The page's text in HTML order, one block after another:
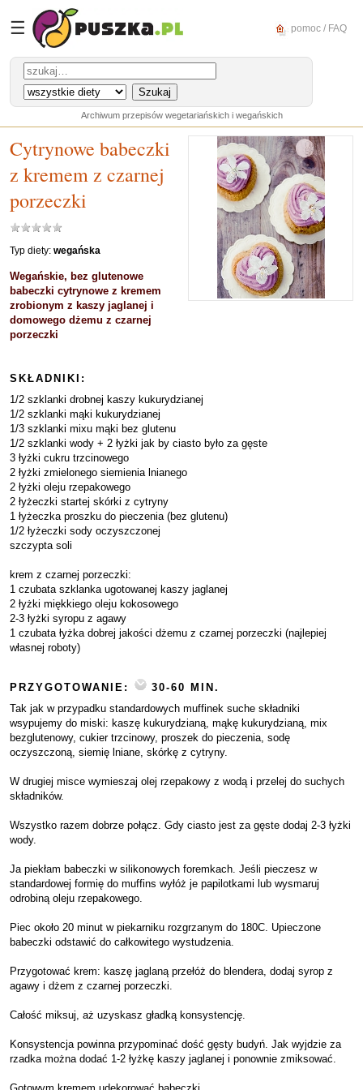
☰ pomoc / FAQ
Archiwum przepisów wegetariańskich i wegańskich
Cytrynowe babeczki
z kremem z czarnej
porzeczki
Typ diety: wegańska
Wegańskie, bez glutenowe
babeczki cytrynowe z kremem
zrobionym z kaszy jaglanej i
domowego dżemu z czarnej
porzeczki
SKŁADNIKI:
1/2 szklanki drobnej kaszy kukurydzianej
1/2 szklanki mąki kukurydzianej
1/3 szklanki mixu mąki bez glutenu
1/2 szklanki wody + 2 łyżki jak by ciasto było za gęste
3 łyżki cukru trzcinowego
2 łyżki zmielonego siemienia lnianego
2 łyżki oleju rzepakowego
2 łyżeczki startej skórki z cytryny
1 łyżeczka proszku do pieczenia (bez glutenu)
1/2 łyżeczki sody oczyszczonej
szczypta soli
krem z czarnej porzeczki:
1 czubata szklanka ugotowanej kaszy jaglanej
2 łyżki miękkiego oleju kokosowego
2-3 łyżki syropu z agawy
1 czubata łyżka dobrej jakości dżemu z czarnej porzeczki (najlepiej
własnej roboty)
PRZYGOTOWANIE:
30-60 MIN.
Tak jak w przypadku standardowych muffinek suche składniki
wsypujemy do miski: kaszę kukurydzianą, mąkę kukurydzianą, mix
bezglutenowy, cukier trzcinowy, proszek do pieczenia, sodę
oczyszczoną, siemię lniane, skórkę z cytryny.
W drugiej misce wymieszaj olej rzepakowy z wodą i przelej do suchych
składników.
Wszystko razem dobrze połącz. Gdy ciasto jest za gęste dodaj 2-3 łyżki
wody.
Ja piekłam babeczki w silikonowych foremkach. Jeśli pieczesz w
standardowej formię do muffins wyłóż je papilotkami lub wysmaruj
odrobiną oleju rzepakowego.
Piec około 20 minut w piekarniku rozgrzanym do 180C. Upieczone
babeczki odstawić do całkowitego wystudzenia.
Przygotować krem: kaszę jaglaną przełóż do blendera, dodaj syrop z
agawy i dżem z czarnej porzeczki.
Całość miksuj, aż uzyskasz gładką konsystencję.
Konsystencja powinna przypominać dość gęsty budyń. Jak wyjdzie za
rzadka można dodać 1-2 łyżkę kaszy jaglanej i ponownie zmiksować.